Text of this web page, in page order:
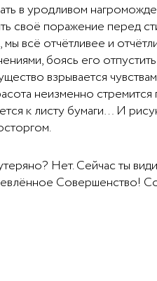
в уродливом
своё поражение перед
всё отчётливее и
боясь его
взрывается
неизменно стремится
к листу бумаги… И
Нет. Сейчас ты
Совершенство!